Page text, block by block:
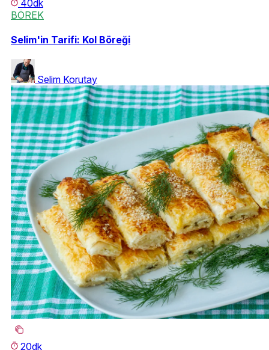
40dk
BÖREK
Selim'in Tarifi: Kol Böreği
Selim Korutay
20dk